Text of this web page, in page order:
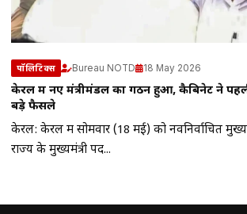
पॉलिटिक्स Bureau NOTD 18 May 2026
केरल में नए मंत्रीमंडल का गठन हुआ, कैबिनेट ने
बड़े फैसले
केरल: केरल में सोमवार (18 मई) को नवनिर्वाचित
राज्य के मुख्यमंत्री पद...